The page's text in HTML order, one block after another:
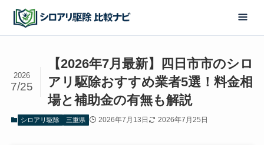
【2026年7月最新】四日市市のシロ
アリ駆除おすすめ業者5選！料金相
場と補助金の有無も解説
2026
7/25
シロアリ駆除 三重県 2026年7月13日 2026年7月25日